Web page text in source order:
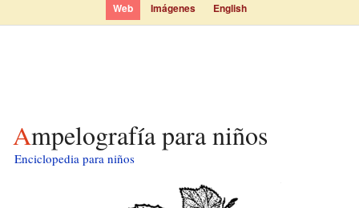
Web Imágenes English
Ampelografía para niños
Enciclopedia para niños